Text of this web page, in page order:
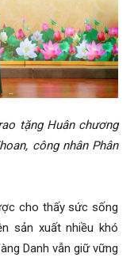
tặng Huân chương
công nhân Phân
cho thấy sức sống
sản xuất nhiều khó
Danh vẫn giữ vững